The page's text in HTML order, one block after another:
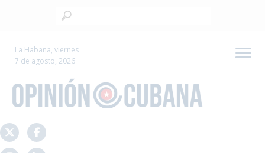
La Habana, viernes
7 de agosto, 2026